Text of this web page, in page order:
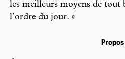
les meilleurs moyens de tout
l’ordre du jour. »
Propos